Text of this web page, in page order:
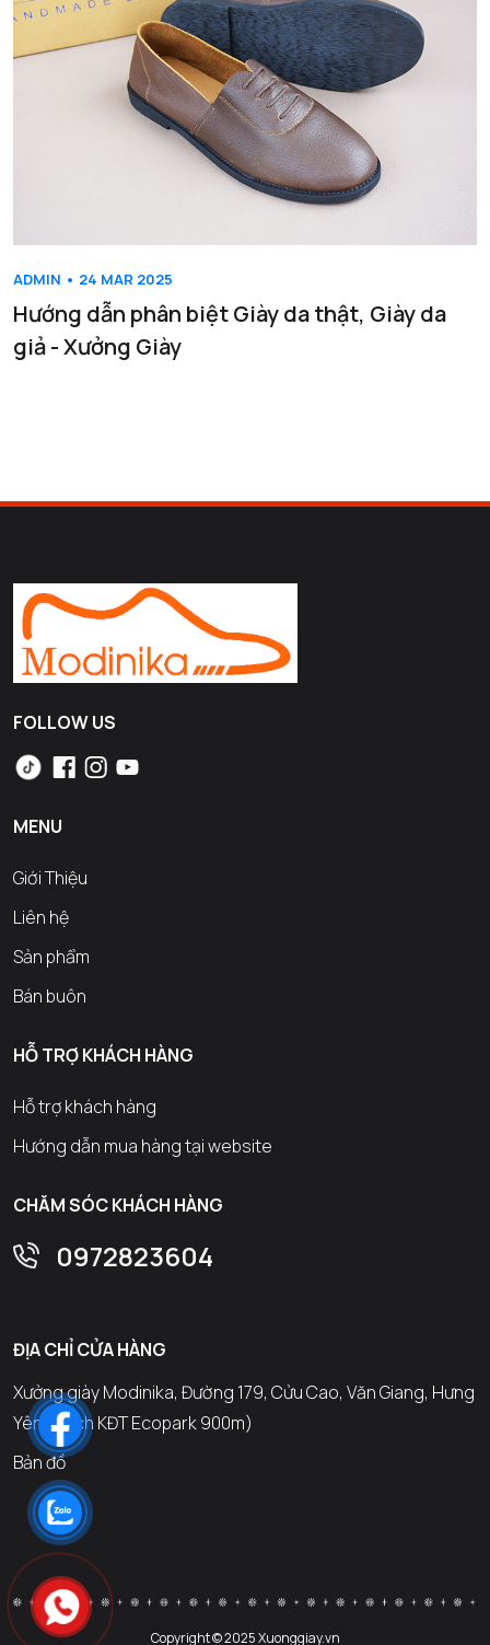
ADMIN • 24 MAR 2025
Hướng dẫn phân biệt Giày da thật, Giày da
giả - Xưởng Giày
FOLLOW US
MENU
Giới Thiệu
Liên hệ
Sản phẩm
Bán buôn
HỖ TRỢ KHÁCH HÀNG
Hỗ trợ khách hàng
Hướng dẫn mua hàng tại website
CHĂM SÓC KHÁCH HÀNG
0972823604
ĐỊA CHỈ CỬA HÀNG
Xưởng giày Modinika, Đường 179, Cửu Cao, Văn Giang, Hưng
Yên (Cách KĐT Ecopark 900m)
Bản đồ
Copyright © 2025 Xuonggiay.vn